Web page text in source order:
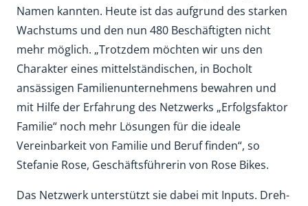
Namen kannten. Heute ist das aufgrund des starken
Wachstums und den nun 480 Beschäftigten nicht
mehr möglich. „Trotzdem möchten wir uns den
Charakter eines mittelständischen, in Bocholt
ansässigen Familienunternehmens bewahren und
mit Hilfe der Erfahrung des Netzwerks „Erfolgsfaktor
Familie“ noch mehr Lösungen für die ideale
Vereinbarkeit von Familie und Beruf finden“, so
Stefanie Rose, Geschäftsführerin von Rose Bikes.
Das Netzwerk unterstützt sie dabei mit Inputs. Dreh-